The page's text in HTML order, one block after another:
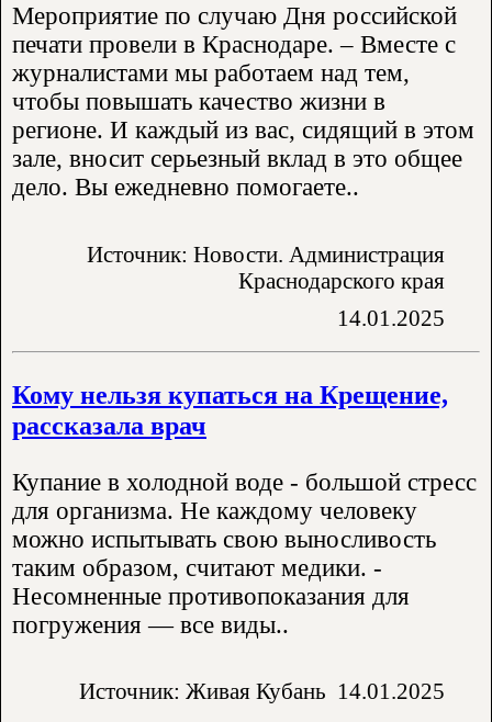
Мероприятие по случаю Дня российской
печати провели в Краснодаре. – Вместе с
журналистами мы работаем над тем,
чтобы повышать качество жизни в
регионе. И каждый из вас, сидящий в этом
зале, вносит серьезный вклад в это общее
дело. Вы ежедневно помогаете..
Источник: Новости. Администрация
Краснодарского края
14.01.2025
Кому нельзя купаться на Крещение,
рассказала врач
Купание в холодной воде - большой стресс
для организма. Не каждому человеку
можно испытывать свою выносливость
таким образом, считают медики. -
Несомненные противопоказания для
погружения — все виды..
Источник: Живая Кубань 14.01.2025